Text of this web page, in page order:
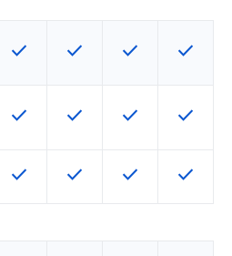
该 SKU 提供此功能
check 该 SKU 提供此功能
check 该 SKU 提供此功
check 该 SKU
check
该 SKU 提供此功能
check 该 SKU 提供此功能
check 该 SKU 提供此功
check 该 SKU
check
该 SKU 提供此功能
check 该 SKU 提供此功能
check 该 SKU 提供此功
check 该 SKU
check